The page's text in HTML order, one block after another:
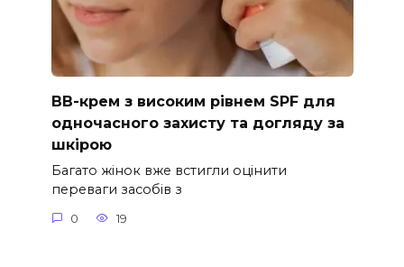
ВВ-крем з високим рівнем SPF для
одночасного захисту та догляду за
шкірою
Багато жінок вже встигли оцінити
переваги засобів з
0 19